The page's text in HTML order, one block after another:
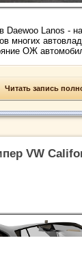
Daewoo Lanos -
многих
ОЖ
Читать запись
VW